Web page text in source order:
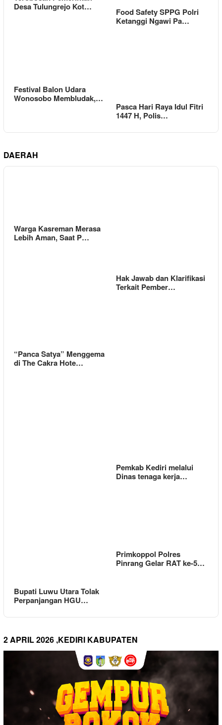
Desa Tulungrejo Kot…
Food Safety SPPG Polri
Ketanggi Ngawi Pa…
Festival Balon Udara
Wonosobo Membludak,…
Pasca Hari Raya Idul Fitri
1447 H, Polis…
DAERAH
Warga Kasreman Merasa
Lebih Aman, Saat P…
Hak Jawab dan Klarifikasi
Terkait Pember…
“Panca Satya” Menggema
di The Cakra Hote…
Pemkab Kediri melalui
Dinas tenaga kerja…
Bupati Luwu Utara Tolak
Perpanjangan HGU…
Primkoppol Polres
Pinrang Gelar RAT ke-5…
2 APRIL 2026 ,KEDIRI KABUPATEN